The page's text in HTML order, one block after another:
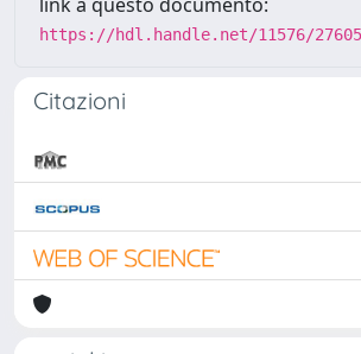
https://hdl.handle.net/11576/
Citazioni